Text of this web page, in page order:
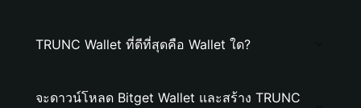
TRUNC Wallet ที่ดีที่สุดคือ Wallet ใด?
จะดาวน์โหลด Bitget Wallet และสร้าง TRUNC